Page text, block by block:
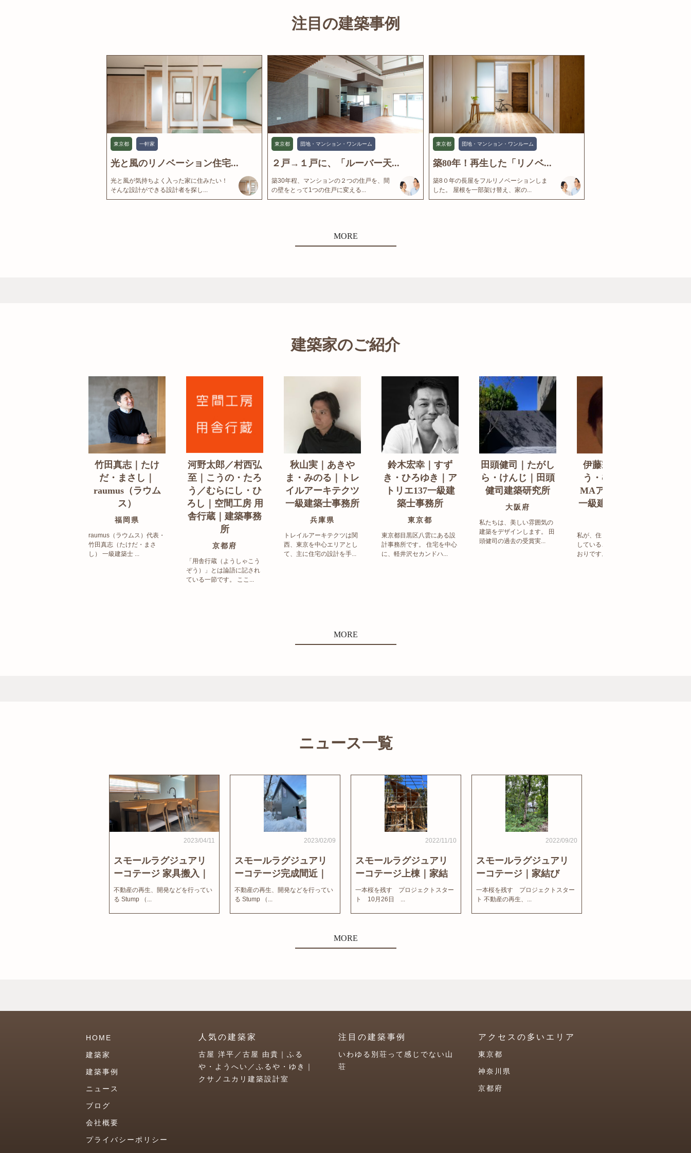
注目の建築事例
東京都 一軒家
光と風のリノベーション住宅...
光と風が気持ちよく入った家に住みたい！
そんな設計ができる設計者を探し...
東京都 団地・マンション・ワンルーム
２戸→１戸に、「ルーバー天...
築30年程、マンションの２つの住戸を、間
の壁をとって1つの住戸に変える...
東京都 団地・マンション・ワンルーム
築80年！再生した「リノベ...
築8０年の長屋をフルリノベーションしま
した。 屋根を一部架け替え、家の...
MORE
建築家のご紹介
竹田真志｜たけ
だ・まさし｜
raumus（ラウム
ス）
福岡県
raumus（ラウムス）代表・
竹田真志（たけだ・まさ
し） 一級建築士 ...
河野太郎／村西弘
至｜こうの・たろ
う／むらにし・ひ
ろし｜空間工房 用
舎行蔵｜建築事務
所
京都府
「用舎行蔵（ようしゃこう
ぞう）」とは論語に記され
ている一節です。 ここ...
秋山実｜あきや
ま・みのる｜トレ
イルアーキテクツ
一級建築士事務所
兵庫県
トレイルアーキテクツは関
西、東京を中心エリアとし
て、主に住宅の設計を手...
鈴木宏幸｜すず
き・ひろゆき｜ア
トリエ137一級建
築士事務所
東京都
東京都目黒区八雲にある設
計事務所です。 住宅を中心
に、軽井沢セカンドハ...
田頭健司｜たがし
ら・けんじ｜田頭
健司建築研究所
大阪府
私たちは、美しい雰囲気の
建築をデザインします。 田
頭健司の過去の受賞実...
伊藤宗明｜いと
う・むねあき｜
MAアーキテクト
一級建築士事務所
私が、住まい造りで大事に
していることは、以下のと
おりです。 洗練された...
MORE
ニュース一覧
2023/04/11
スモールラグジュアリ
ーコテージ 家具搬入｜
家結びNews
不動産の再生、開発などを行ってい
る Stump （...
2023/02/09
スモールラグジュアリ
ーコテージ完成間近｜
家結びNews
不動産の再生、開発などを行ってい
る Stump （...
2022/11/10
スモールラグジュアリ
ーコテージ上棟｜家結
びNews
一本桜を残す プロジェクトスター
ト 10月26日 ...
2022/09/20
スモールラグジュアリ
ーコテージ｜家結び
News
一本桜を残す プロジェクトスター
ト 不動産の再生、...
MORE
HOME
建築家
建築事例
ニュース
ブログ
会社概要
プライバシーポリシー
人気の建築家
古屋 洋平／古屋 由貴｜ふる
や・ようへい／ふるや・ゆき｜
クサノユカリ建築設計室
注目の建築事例
いわゆる別荘って感じでない山
荘
アクセスの多いエリア
東京都
神奈川県
京都府